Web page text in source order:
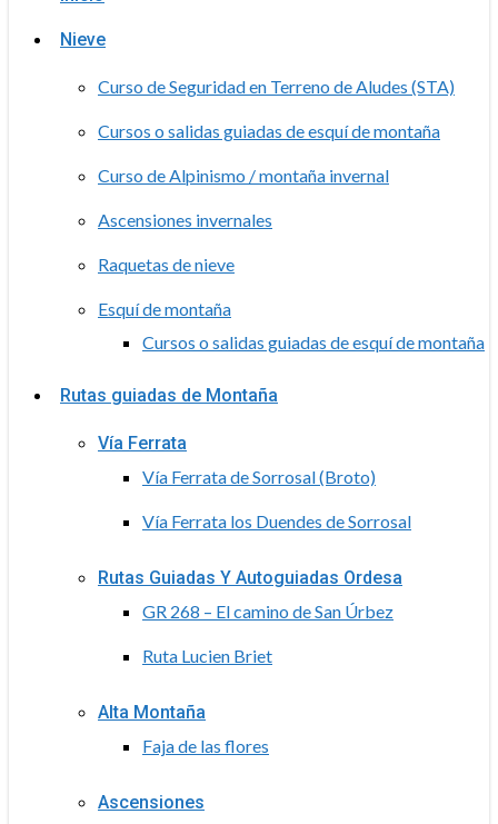
Nieve
Curso de Seguridad en Terreno de Aludes (STA)
Cursos o salidas guiadas de esquí de montaña
Curso de Alpinismo / montaña invernal
Ascensiones invernales
Raquetas de nieve
Esquí de montaña
Cursos o salidas guiadas de esquí de montaña
Rutas guiadas de Montaña
Vía Ferrata
Vía Ferrata de Sorrosal (Broto)
Vía Ferrata los Duendes de Sorrosal
Rutas Guiadas Y Autoguiadas Ordesa
GR 268 – El camino de San Úrbez
Ruta Lucien Briet
Alta Montaña
Faja de las flores
Ascensiones